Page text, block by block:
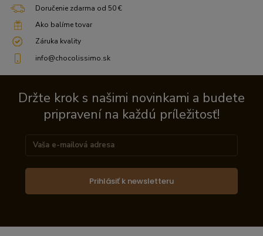
Doručenie zdarma od 50 €
Ako balíme tovar
Záruka kvality
info@chocolissimo.sk
Držte krok s našimi novinkami a budete
pripravení na každú príležitosť!
Prihlásiť k newsletteru